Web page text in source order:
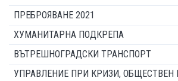
ПРЕБРОЯВАНЕ 2021
ХУМАНИТАРНА ПОДКРЕПА
ВЪТРЕШНОГРАДСКИ ТРАНСПОРТ
УПРАВЛЕНИЕ ПРИ КРИЗИ, ОБЩЕСТВЕН